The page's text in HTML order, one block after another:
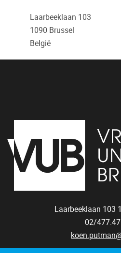
Laarbeeklaan 103
1090 Brussel
België
Laarbeeklaan 103
02/